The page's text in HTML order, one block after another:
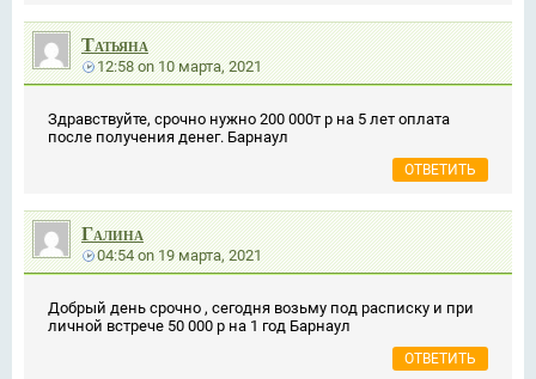
Татьяна
12:58on10 марта, 2021
Здравствуйте, срочно нужно 200 000т р на 5 лет оплата
после получения денег. Барнаул
ОТВЕТИТЬ
Галина
04:54on19 марта, 2021
Добрый день срочно , сегодня возьму под расписку и при
личной встрече 50 000 р на 1 год Барнаул
ОТВЕТИТЬ